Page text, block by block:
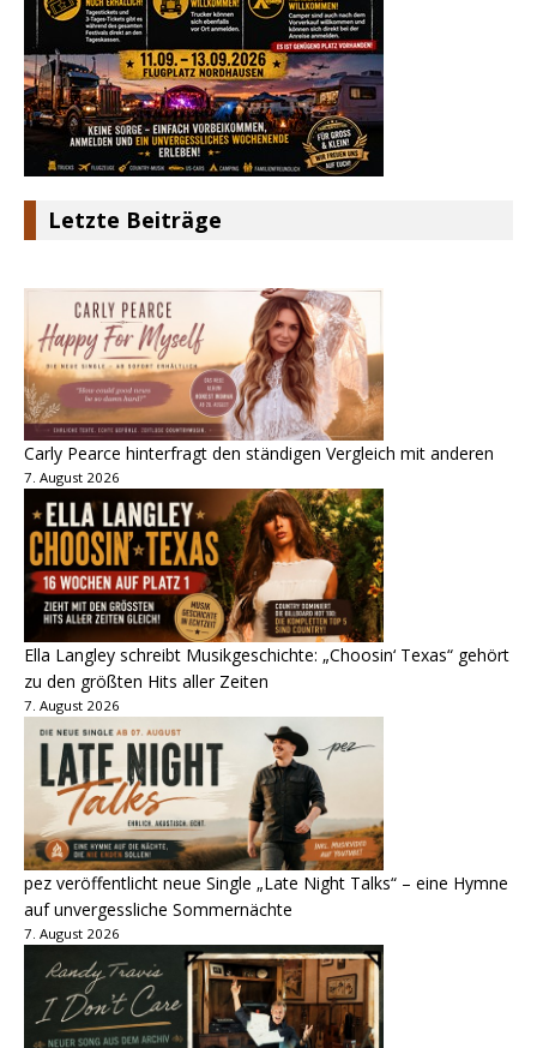
Letzte Beiträge
Carly Pearce hinterfragt den ständigen Vergleich mit anderen
7. August 2026
Ella Langley schreibt Musikgeschichte: „Choosin‘ Texas“ gehört
zu den größten Hits aller Zeiten
7. August 2026
pez veröffentlicht neue Single „Late Night Talks“ – eine Hymne
auf unvergessliche Sommernächte
7. August 2026